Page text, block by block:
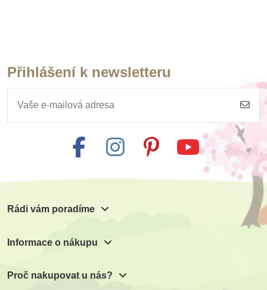
Skladem
Safari Ltd. Figurka -
400 Kč
Safari Ltd. Figurka -
638 Kč
Přihlášení k newsletteru
Rádi vám poradíme
Informace o nákupu
Proč nakupovat u nás?